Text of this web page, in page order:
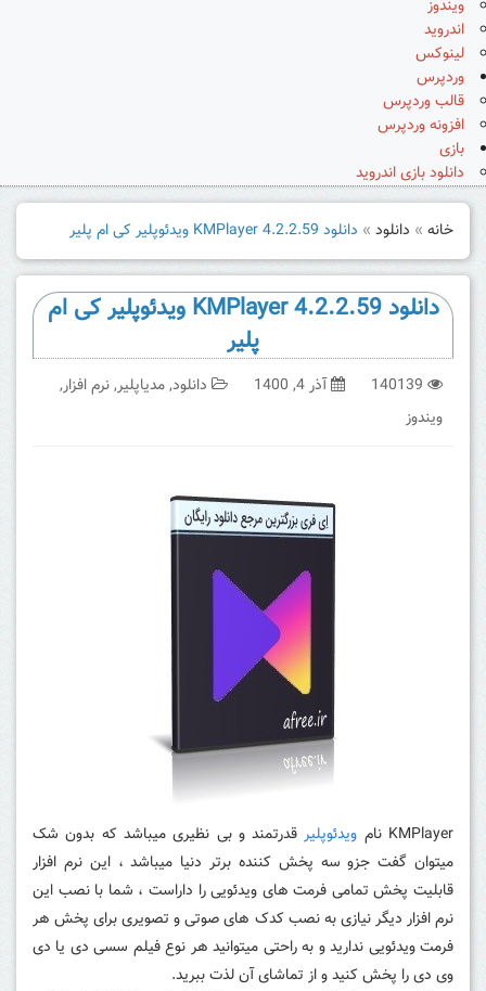
ویندوز
اندروید
لینوکس
وردپرس
قالب وردپرس
افزونه وردپرس
بازی
دانلود بازی اندروید
خانه » دانلود » دانلود KMPlayer 4.2.2.59 ویدئوپلیر کی ام پلیر
دانلود KMPlayer 4.2.2.59 ویدئوپلیر کی ام
پلیر
140139 آذر 4, 1400 دانلود,مدیاپلیر,نرم افزار,
ویندوز
KMPlayer نام ویدئوپلیرقدرتمند و بی نظیری میباشد که بدون شک
میتوان گفت جزو سه پخش کننده برتر دنیا میباشد ، این نرم افزار
قابلیت پخش تمامی فرمت های ویدئویی را داراست ، شما با نصب این
نرم افزار دیگر نیازی به نصب کدک های صوتی و تصویری برای پخش هر
فرمت ویدئویی ندارید و به راحتی میتوانید هر نوع فیلم سسی دی یا دی
وی دی را پخش کنید و از تماشای آن لذت ببرید.